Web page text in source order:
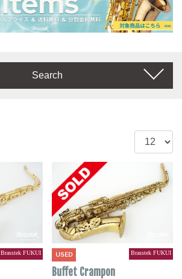
Search
Brasstek FUKUI USED Brasstek FUKUI
Buffet Crampon